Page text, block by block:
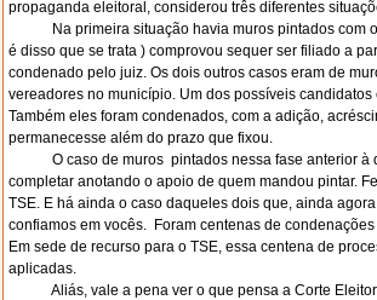
propaganda eleitoral, considerou três diferentes
Na primeira situação havia muros pintados com
é disso que se trata ) comprovou sequer ser filiado a
condenado pelo juiz. Os dois outros casos eram de
vereadores no município. Um dos possíveis
Também eles foram condenados, com a adição,
permanecesse além do prazo que fixou.
O caso de muros pintados nessa fase anterior à
completar anotando o apoio de quem mandou pintar.
TSE. E há ainda o caso daqueles dois que, ainda
confiamos em vocês.
Foram centenas de
Em sede de recurso para o TSE, essa centena de
aplicadas.
Aliás, vale a pena ver o que pensa a Corte